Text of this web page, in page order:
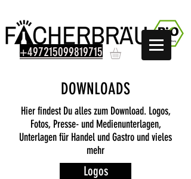
+497215099819715
DOWNLOADS
Hier findest Du alles zum Download. Logos,
Fotos, Presse- und Medienunterlagen,
Unterlagen für Handel und Gastro und vieles
mehr
Logos